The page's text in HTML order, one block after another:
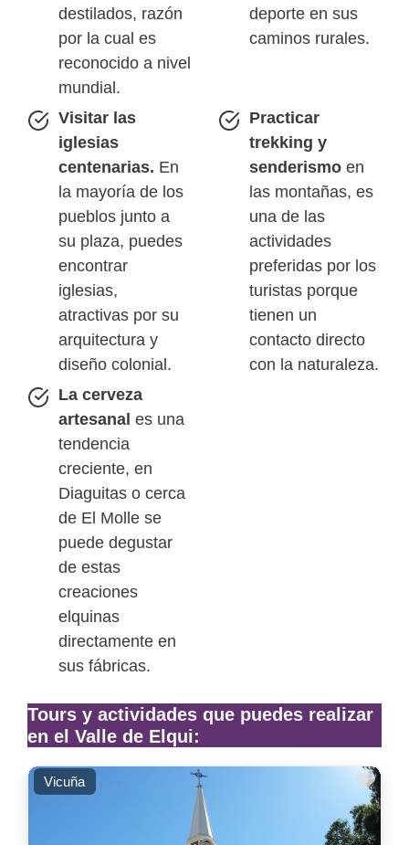
destilados, razón
por la cual es
reconocido a nivel
mundial.
deporte en sus
caminos rurales.
Visitar las
iglesias
centenarias. En
la mayoría de los
pueblos junto a
su plaza, puedes
encontrar
iglesias,
atractivas por su
arquitectura y
diseño colonial.
Practicar
trekking y
senderismo en
las montañas, es
una de las
actividades
preferidas por los
turistas porque
tienen un
contacto directo
con la naturaleza.
La cerveza
artesanal es una
tendencia
creciente, en
Diaguitas o cerca
de El Molle se
puede degustar
de estas
creaciones
elquinas
directamente en
sus fábricas.
Tours y actividades que puedes realizar
en el Valle de Elqui:
Vicuña